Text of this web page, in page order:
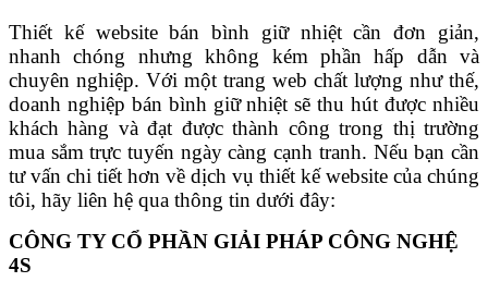
Thiết kế website bán bình giữ nhiệt cần đơn giản,
nhanh chóng nhưng không kém phần hấp dẫn và
chuyên nghiệp. Với một trang web chất lượng như thế,
doanh nghiệp bán bình giữ nhiệt sẽ thu hút được nhiều
khách hàng và đạt được thành công trong thị trường
mua sắm trực tuyến ngày càng cạnh tranh. Nếu bạn cần
tư vấn chi tiết hơn về dịch vụ thiết kế website của chúng
tôi, hãy liên hệ qua thông tin dưới đây:
CÔNG TY CỔ PHẦN GIẢI PHÁP CÔNG NGHỆ
4S